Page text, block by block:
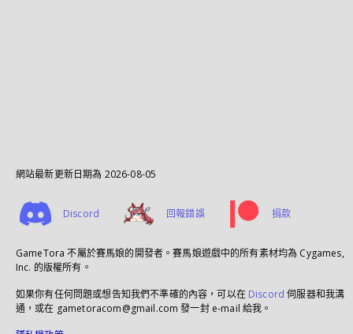
網站最新更新日期為 2026-08-05
Discord 回報錯誤 捐款
GameTora 不屬於賽馬娘的開發者。賽馬娘遊戲中的所有素材均為 Cygames,
Inc. 的版權所有。
如果你有任何問題或想告知我們不準確的內容，可以在 Discord 伺服器和我溝
通，或在 gametoracom@gmail.com 發一封 e-mail 給我。